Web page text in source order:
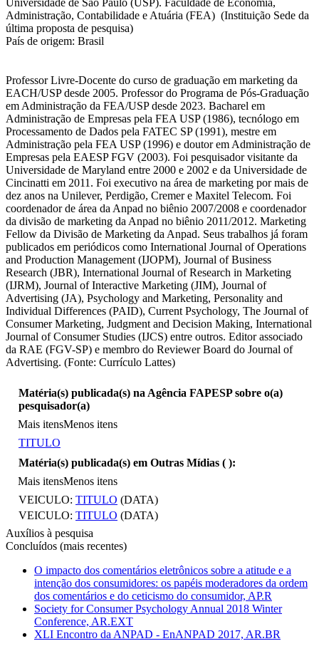
Administração, Contabilidade e Atuária (FEA) (Instituição Sede da
última proposta de pesquisa)
País de origem: Brasil
Professor Livre-Docente do curso de graduação em marketing da
EACH/USP desde 2005. Professor do Programa de Pós-Graduação
em Administração da FEA/USP desde 2023. Bacharel em
Administração de Empresas pela FEA USP (1986), tecnólogo em
Processamento de Dados pela FATEC SP (1991), mestre em
Administração pela FEA USP (1996) e doutor em Administração de
Empresas pela EAESP FGV (2003). Foi pesquisador visitante da
Universidade de Maryland entre 2000 e 2002 e da Universidade de
Cincinatti em 2011. Foi executivo na área de marketing por mais de
dez anos na Unilever, Perdigão, Cremer e Maxitel Telecom. Foi
coordenador de área da Anpad no biênio 2007/2008 e coordenador
da divisão de marketing da Anpad no biênio 2011/2012. Marketing
Fellow da Divisão de Marketing da Anpad. Seus trabalhos já foram
publicados em periódicos como International Journal of Operations
and Production Management (IJOPM), Journal of Business
Research (JBR), International Journal of Research in Marketing
(IJRM), Journal of Interactive Marketing (JIM), Journal of
Advertising (JA), Psychology and Marketing, Personality and
Individual Differences (PAID), Current Psychology, The Journal of
Consumer Marketing, Judgment and Decision Making, International
Journal of Consumer Studies (IJCS) entre outros. Editor associado
da RAE (FGV-SP) e membro do Reviewer Board do Journal of
Advertising. (Fonte: Currículo Lattes)
Matéria(s) publicada(s) na Agência FAPESP sobre o(a)
pesquisador(a)
Mais itensMenos itens
TITULO
Matéria(s) publicada(s) em Outras Mídias ( ):
Mais itensMenos itens
VEICULO: TITULO (DATA)
VEICULO: TITULO (DATA)
Auxílios à pesquisa
Concluídos (mais recentes)
O impacto dos comentários eletrônicos sobre a atitude e a
intenção dos consumidores: os papéis moderadores da ordem
dos comentários e do ceticismo do consumidor, AP.R
Society for Consumer Psychology Annual 2018 Winter
Conference, AR.EXT
XLI Encontro da ANPAD - EnANPAD 2017, AR.BR